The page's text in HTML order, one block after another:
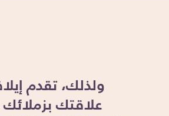
ولذلك، تقدم
علاقتك